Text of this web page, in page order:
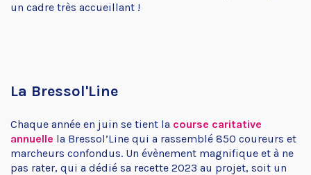
un cadre très accueillant !
La Bressol'Line
Chaque année en juin se tient la course caritative
annuelle la Bressol’Line qui a rassemblé 850 coureurs et
marcheurs confondus. Un évènement magnifique et à ne
pas rater, qui a dédié sa recette 2023 au projet, soit un